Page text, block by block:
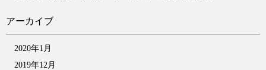
アーカイブ
2020年1月
2019年12月